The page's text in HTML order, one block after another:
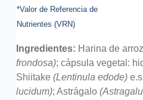
*Valor de Referencia de
Nutrientes (VRN)
Ingredientes: Harina de
frondosa); cápsula vegetal:
Shiitake (Lentinula edode)
lucidum); Astrágalo